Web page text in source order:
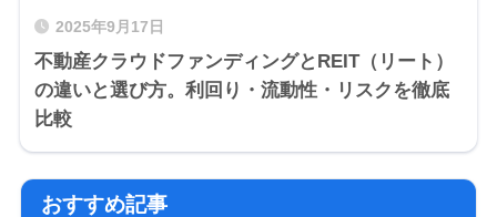
2025年9月17日
不動産クラウドファンディングとREIT（リート）
の違いと選び方。利回り・流動性・リスクを徹底
比較
おすすめ記事